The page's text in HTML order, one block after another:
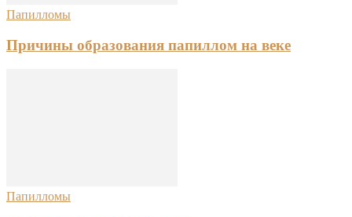
Папилломы
Причины образования папиллом на веке
Папилломы